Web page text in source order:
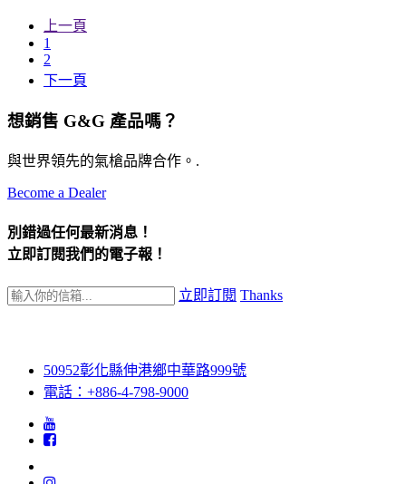
上一頁
1
2
下一頁
想銷售 G&G 產品嗎？
與世界領先的氣槍品牌合作。.
Become a Dealer
別錯過任何最新消息！
立即訂閱我們的電子報！
立即訂閱 Thanks
50952彰化縣伸港鄉中華路999號
電話：+886-4-798-9000